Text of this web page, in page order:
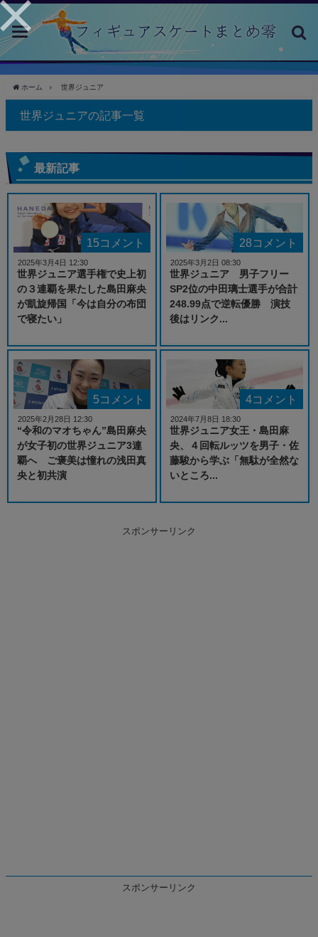
toggle
navigation
ホーム 世界ジュニア
世界ジュニアの記事一覧
最新記事
15コメント
世界ジュニア選手権で史上初
の３連覇を果たした島田麻央
が凱旋帰国「今は自分の布団
で寝たい」
2025年3月4日 12:30
28コメント
世界ジュニア 男子フリー
SP2位の中田璃士選手が合計
248.99点で逆転優勝 演技
後はリンク...
2025年3月2日 08:30
5コメント
“令和のマオちゃん”島田麻央
が女子初の世界ジュニア3連
覇へ ご褒美は憧れの浅田真
央と初共演
2025年2月28日 12:30
4コメント
世界ジュニア女王・島田麻
央、４回転ルッツを男子・佐
藤駿から学ぶ「無駄が全然な
いところ...
2024年7月8日 18:30
スポンサーリンク
スポンサーリンク